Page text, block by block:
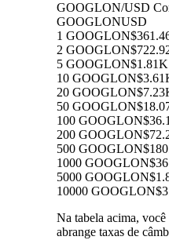
GOOGLON/USD
GOOGLONUSD
1 GOOGLON
2 GOOGLON
5 GOOGLON$1.81K
10 GOOGLON
20 GOOGLON
50 GOOGLON
100 GOOGLON
200 GOOGLON
500 GOOGLON
1000 GOOGLON
5000 GOOGLON
10000 GOOGLON
Na tabela acima,
abrange taxas de